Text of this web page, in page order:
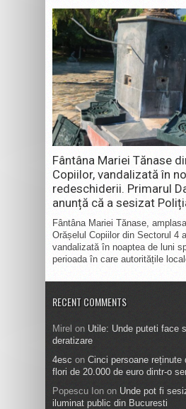
Fântâna Mariei Tănase
Copiilor, vandalizată în
redeschiderii. Primarul
anunță că a sesizat
Fântâna Mariei Tănase,
Orășelul Copiilor din Sectorul 4
vandalizată în noaptea de luni
perioada în care autoritățile
RECENT COMMENTS
Mirel on Utile: Unde puteti face
deratizare
4esc on Cinci persoane reținute
flori de 20.000 de euro dintr-o
Popescu Ion on Unde pot fi
iluminat public din Bucuresti